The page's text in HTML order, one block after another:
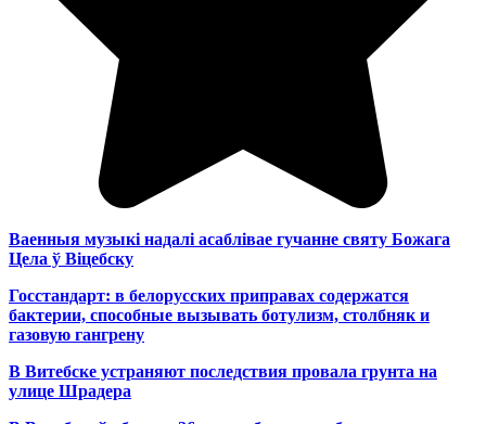
Ваенныя музыкі надалі асаблівае гучанне святу Божага
Цела ў Віцебску
Госстандарт: в белорусских приправах содержатся
бактерии, способные вызывать ботулизм, столбняк и
газовую гангрену
В Витебске устраняют последствия провала грунта на
улице Шрадера